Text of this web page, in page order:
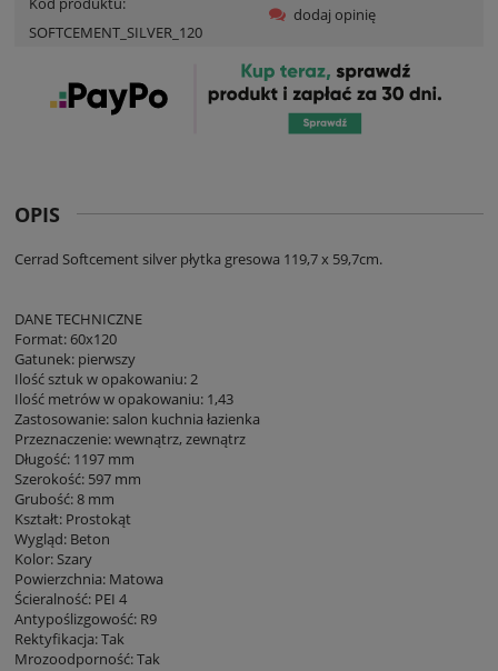
SOFTCEMENT_SILVER_120
dodaj opinię
OPIS
Cerrad Softcement silver płytka gresowa 119,7 x 59,7cm.
DANE TECHNICZNE
Format: 60x120
Gatunek: pierwszy
Ilość sztuk w opakowaniu: 2
Ilość metrów w opakowaniu: 1,43
Zastosowanie: salon kuchnia łazienka
Przeznaczenie: wewnątrz, zewnątrz
Długość: 1197 mm
Szerokość: 597 mm
Grubość: 8 mm
Kształt: Prostokąt
Wygląd: Beton
Kolor: Szary
Powierzchnia: Matowa
Ścieralność: PEI 4
Antypoślizgowość: R9
Rektyfikacja: Tak
Mrozoodporność: Tak